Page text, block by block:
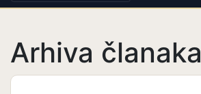
Arhiva članaka